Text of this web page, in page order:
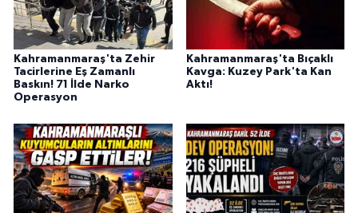
Kahramanmaraş'ta Zehir
Tacirlerine Eş Zamanlı
Baskın! 71 İlde Narko
Operasyon
Kahramanmaraş'ta Bıçaklı
Kavga: Kuzey Park'ta Kan
Aktı!
OTOMOBİL
MİZAH
TARİH
Genel
Politika